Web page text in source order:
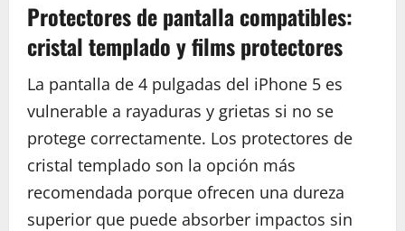
Protectores de pantalla compatibles:
cristal templado y films protectores
La pantalla de 4 pulgadas del iPhone 5 es
vulnerable a rayaduras y grietas si no se
protege correctamente. Los protectores de
cristal templado son la opción más
recomendada porque ofrecen una dureza
superior que puede absorber impactos sin